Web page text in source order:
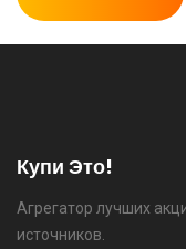
Купи Это!
Агрегатор лучших
источников.